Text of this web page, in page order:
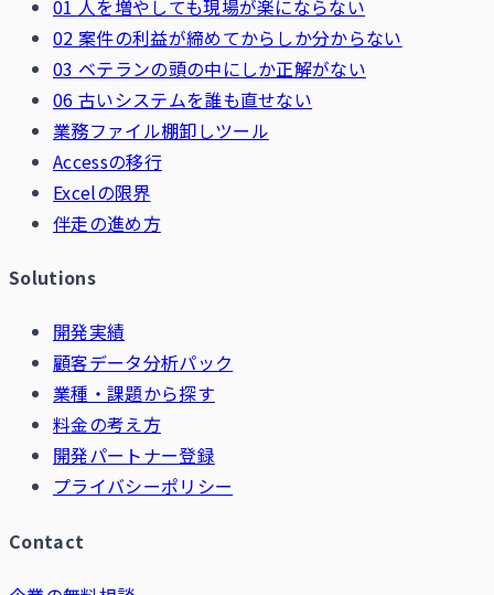
01 人を増やしても現場が楽にならない
02 案件の利益が締めてからしか分からない
03 ベテランの頭の中にしか正解がない
06 古いシステムを誰も直せない
業務ファイル棚卸しツール
Accessの移行
Excelの限界
伴走の進め方
Solutions
開発実績
顧客データ分析パック
業種・課題から探す
料金の考え方
開発パートナー登録
プライバシーポリシー
Contact